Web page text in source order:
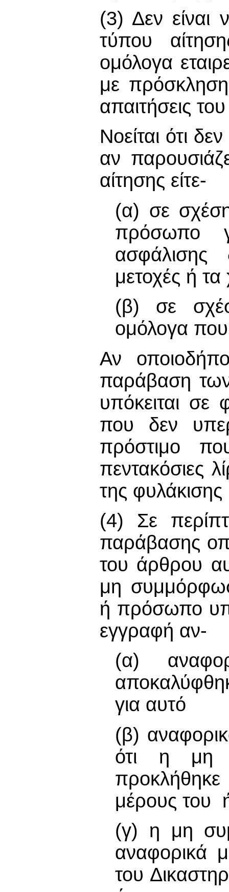
(3) Δεν είναι
τύπου
ομόλογα
με
απαιτήσεις
Νοείται ότι
αν
αίτησης είτε-
(α) σε
πρόσωπο
ασφάλισης
μετοχές ή
(β) σε
ομόλογα
Αν
παράβαση
υπόκειται σε
που δεν
πρόστιμο
πεντακόσιες
της
(4) Σε
παράβασης
του άρθρου
μη
ή πρόσωπο
εγγραφή αν-
(α)
για αυτό
(β)
ότι η μη
προκλήθηκε
μέρους του
(γ) η μη
αναφορικά
του